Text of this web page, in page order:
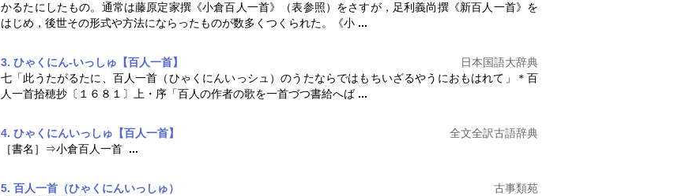
かるたにしたもの。通常は藤原定家撰《小倉百人一首》（表参照）をさすが，足利義尚撰《新百人一首》を
はじめ，後世その形式や方法にならったものが数多くつくられた。《小 ...
3. ひゃくにん‐いっしゅ【百人一首】
日本国語大辞典
七「此うたがるたに、 百人一首 （ひゃくにんいっシュ）のうたならではもちいざるやうにおもはれて」＊百
人一首拾穂抄〔１６８１〕上・序「百人の作者の歌を一首づつ書給へば ...
4. ひゃくにんいっしゅ【百人一首】
全文全訳古語辞典
［書名］⇒小倉百人一首 ...
5. 百人一首 （ひゃくにんいっしゅ）
古事類苑